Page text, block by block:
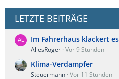
LETZTE BEITRÄGE
Im Fahrerhaus klackert es
AllesRoger Vor 9 Stunden
Klima-Verdampfer
Steuermann Vor 11 Stunden